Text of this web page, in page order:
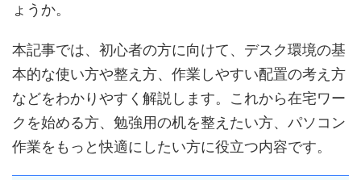
ょうか。
本記事では、初心者の方に向けて、デスク環境の基
本的な使い方や整え方、作業しやすい配置の考え方
などをわかりやすく解説します。これから在宅ワー
クを始める方、勉強用の机を整えたい方、パソコン
作業をもっと快適にしたい方に役立つ内容です。